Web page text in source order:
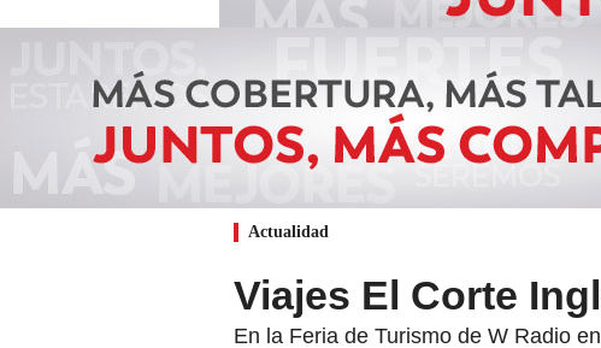
Actualidad
Viajes El Corte
En la Feria de Turismo de W Radio